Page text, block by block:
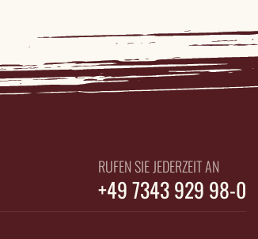
RUFEN SIE JEDERZEIT AN
+49 7343 929 98-0